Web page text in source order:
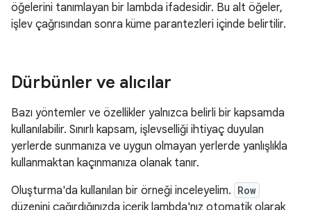
öğelerini tanımlayan bir lambda ifadesidir. Bu alt öğeler,
işlev çağrısından sonra küme parantezleri içinde belirtilir.
Dürbünler ve alıcılar
Bazı yöntemler ve özellikler yalnızca belirli bir kapsamda
kullanılabilir. Sınırlı kapsam, işlevselliği ihtiyaç duyulan
yerlerde sunmanıza ve uygun olmayan yerlerde yanlışlıkla
kullanmaktan kaçınmanıza olanak tanır.
Oluşturma'da kullanılan bir örneği inceleyelim. Row
düzenini çağırdığınızda içerik lambda'nız otomatik olarak